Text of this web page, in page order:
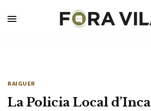
RAIGUER
La Policia Local d’Inca